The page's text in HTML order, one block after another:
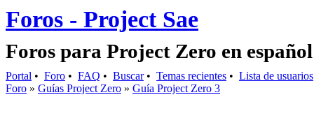
Foros - Project Sae
Foros para Project Zero en español
Portal • Foro • FAQ • Buscar• Temas recientes • Lista de usuarios
Foro » Guías Project Zero » Guía Project Zero 3